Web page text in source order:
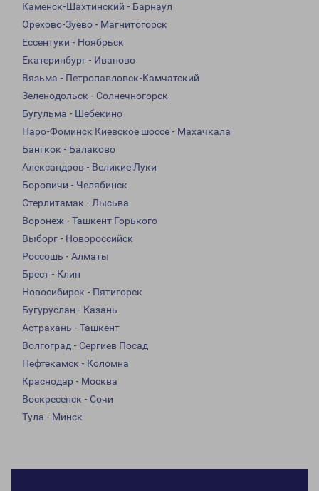
Каменск-Шахтинский - Барнаул
Орехово-Зуево - Магнитогорск
Ессентуки - Ноябрьск
Екатеринбург - Иваново
Вязьма - Петропавловск-Камчатский
Зеленодольск - Солнечногорск
Бугульма - Шебекино
Наро-Фоминск Киевское шоссе - Махачкала
Бангкок - Балаково
Александров - Великие Луки
Боровичи - Челябинск
Стерлитамак - Лысьва
Воронеж - Ташкент Горького
Выборг - Новороссийск
Россошь - Алматы
Брест - Клин
Новосибирск - Пятигорск
Бугуруслан - Казань
Астрахань - Ташкент
Волгоград - Сергиев Посад
Нефтекамск - Коломна
Краснодар - Москва
Воскресенск - Сочи
Тула - Минск